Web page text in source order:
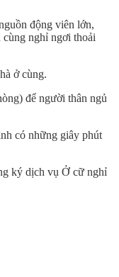
động viên lớn,
nghỉ ngơi thoải
ở cùng.
để người thân ngủ
có những giây phút
ký dịch vụ Ở cữ nghỉ